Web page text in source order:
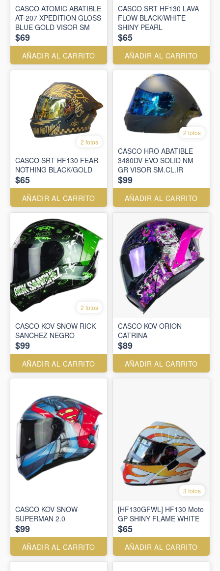
CASCO ATOMIC ABATIBLE
AT-207 XPEDITION GLOSS
BLUE GOLD VISOR SM
$69
AÑADIR AL CARRITO
CASCO SRT HF130 LAVA
FLOW BLACK/WHITE
SHINY PEARL
$65
AÑADIR AL CARRITO
2 fotos
CASCO SRT HF130 FEAR
NOTHING BLACK/GOLD
$65
AÑADIR AL CARRITO
2 fotos
CASCO HRO ABATIBLE
3480DV EVO SOLID NM
GR VISOR SM.CL.IR
$99
AÑADIR AL CARRITO
2 fotos
CASCO KOV SNOW RICK
SANCHEZ NEGRO
$99
AÑADIR AL CARRITO
CASCO KOV ORION
CATRINA
$89
AÑADIR AL CARRITO
CASCO KOV SNOW
SUPERMAN 2.0
$99
AÑADIR AL CARRITO
3 fotos
[HF130GFWL] HF130 Moto
GP SHINY FLAME WHITE
$65
AÑADIR AL CARRITO